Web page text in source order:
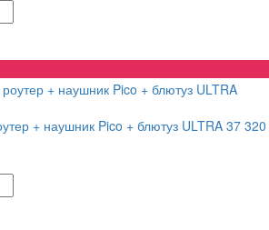
+ наушник Pico + блютуз ULTRA 37 320